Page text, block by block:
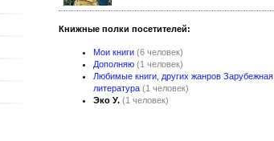
Книжные полки посетителей:
Мои книги (6 человек)
Дополняю (1 человек)
Любимые книги, других жанров Зарубежная
литература (1 человек)
Эко У. (1 человек)